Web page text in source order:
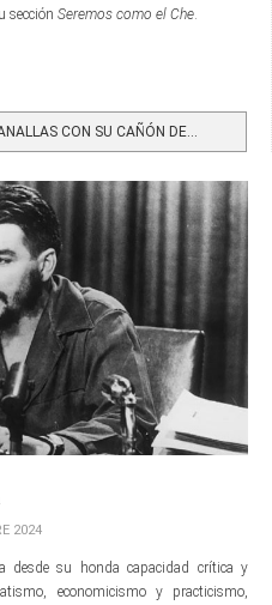
sección Seremos como el Che
CON SU CAÑÓN DE...
2024
desde su honda capacidad crítica y
economicismo y practicismo,